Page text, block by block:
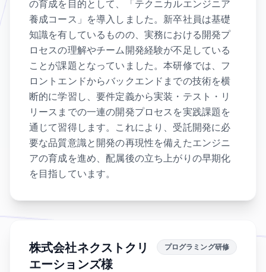
の育成を目的として、「テクニカルエンジニア
養成コース」を導入しました。新卒社員は基礎
知識を有しているものの、実務における開発プ
ロセスの理解やチーム開発経験が不足している
ことが課題となっていました。本研修では、フ
ロントエンドからバックエンドまでの技術を横
断的に学習し、要件定義から実装・テスト・リ
リースまでの一連の開発プロセスを実践課題を
通じて習得します。これにより、受託開発に必
要な品質意識と開発の再現性を備えたエンジニ
アの育成を進め、配属後の立ち上がりの早期化
を目指しています。
株式会社ネクストクリ
エーションズ様
プログラミング研修